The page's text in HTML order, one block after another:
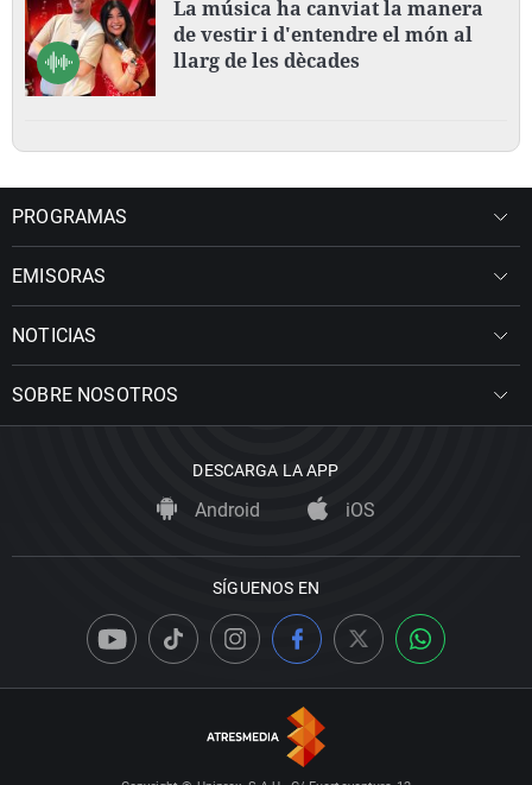
La música ha canviat la manera
de vestir i d'entendre el món al
llarg de les dècades
PROGRAMAS
EMISORAS
NOTICIAS
SOBRE NOSOTROS
DESCARGA LA APP
Android iOS
SÍGUENOS EN